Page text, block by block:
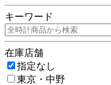
キーワード
在庫店舗
指定なし
東京・中野